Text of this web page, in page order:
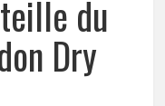
du
Dry